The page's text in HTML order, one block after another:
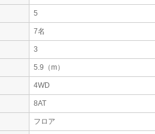
5
7名
3
5.9（m）
4WD
8AT
フロア